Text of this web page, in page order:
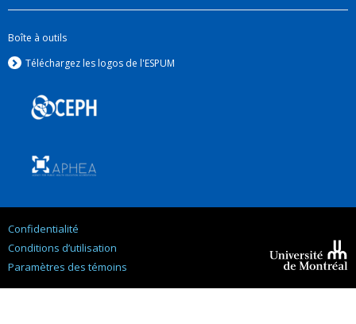
Boîte à outils
Téléchargez les logos de l'ESPUM
Confidentialité
Conditions d’utilisation
Paramètres des témoins
Montréal